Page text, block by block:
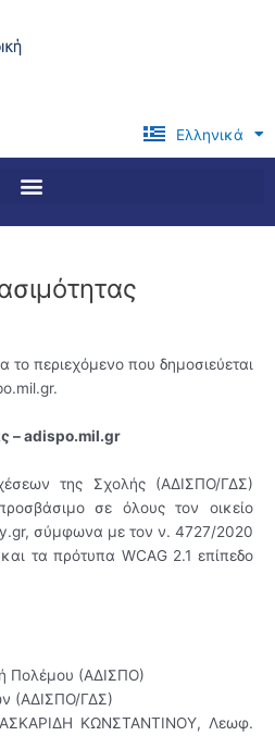
Ελληνικά
English
το περιεχόμενο που δημοσιεύεται
.mil.gr.
– adispo.mil.gr
της Σχολής (ΑΔΙΣΠΟ/ΓΔΣ)
σε όλους τον οικείο
σύμφωνα με τον ν. 4727/2020
τα πρότυπα WCAG 2.1 επίπεδο
Πολέμου (ΑΔΙΣΠΟ)
(ΑΔΙΣΠΟ/ΓΔΣ)
ΚΩΝΣΤΑΝΤΙΝΟΥ, Λεωφ.